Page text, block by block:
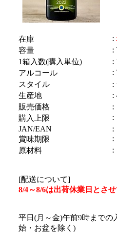
在庫 :
容量
:
1箱入数(購入単位)
:
アルコール
:
スタイル
:
生産地
:
販売価格
:
購入上限
:
JAN/EAN
:
賞味期限
:
原材料
:
[配送について]
8/4～8/6は出荷休業日とさせ
平日(月～金)午前9時までの
始・お盆を除く)